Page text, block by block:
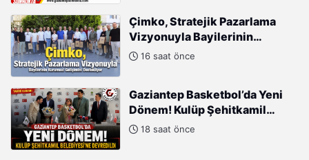
Çimko, Stratejik Pazarlama
Vizyonuyla Bayilerinin
Kurumsal Gelişimini
16 saat önce
Gaziantep Basketbol’da Yeni
Dönem! Kulüp Şehitkamil
Belediyesi’ne Devredildi
18 saat önce